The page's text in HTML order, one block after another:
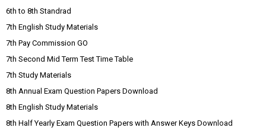
6th to 8th Standrad
7th English Study Materials
7th Pay Commission GO
7th Second Mid Term Test Time Table
7th Study Materials
8th Annual Exam Question Papers Download
8th English Study Materials
8th Half Yearly Exam Question Papers with Answer Keys Download